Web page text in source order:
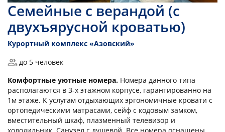
Семейные с верандой (с
двухъярусной кроватью)
Курортный комплекс «Азовский»
до 5 человек
Комфортные уютные номера. Номера данного типа
располагаются в 3-х этажном корпусе, гарантированно на
1м этаже. К услугам отдыхающих эргономичные кровати с
ортопедическими матрасами, сейф с кодовым замком,
вместительный шкаф, плазменный телевизор и